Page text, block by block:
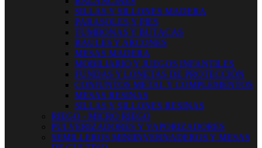
SILLAS Y SILLONES MADERA
PARASOLES Y PIES
TUMBONAS Y BUTACAS
BAULES Y ARCONES
MESAS MADERA
MOBILIARIO Y JUEGOS INFANTILES
FUNDAS Y LONETAS DE PROTECCIÓN
CONJUNTOS METAL Y COMPLEMENTOS
MESAS RESINAS
SILLAS Y SILLONES RESINAS
RIEGO - MICRO RIEGO
PULVERIZADORES Y VAPORIZADORES
SEMILLEROS MINIINVERNADEROS Y MESAS